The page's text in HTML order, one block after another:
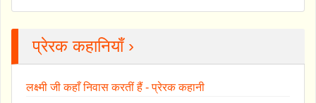
प्रेरक कहानियाँ ›
लक्ष्मी जी कहाँ निवास करतीं हैं - प्रेरक कहानी